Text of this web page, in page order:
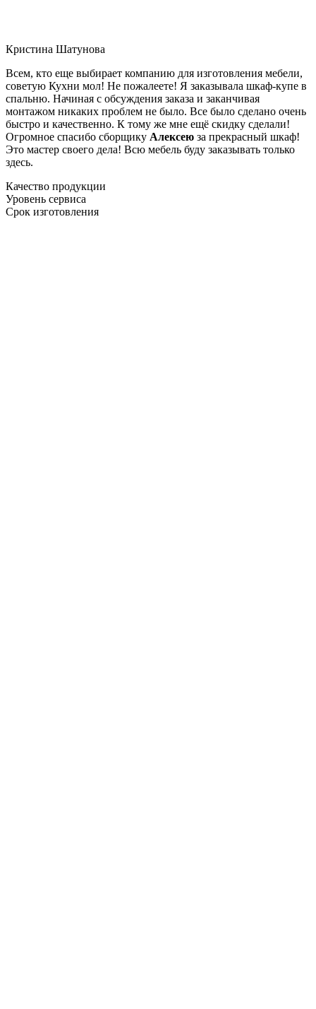
Кристина Шатунова
Всем, кто еще выбирает компанию для изготовления мебели,
советую Кухни мол! Не пожалеете! Я заказывала шкаф-купе в
спальню. Начиная с обсуждения заказа и заканчивая
монтажом никаких проблем не было. Все было сделано очень
быстро и качественно. К тому же мне ещё скидку сделали!
Огромное спасибо сборщику Алексею за прекрасный шкаф!
Это мастер своего дела! Всю мебель буду заказывать только
здесь.
Качество продукции
Уровень сервиса
Срок изготовления